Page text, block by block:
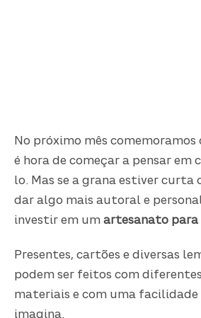
No próximo mês comemoramos
é hora de começar a pensar em
lo. Mas se a grana estiver curta
dar algo mais autoral e
investir em umartesanato para
Presentes, cartões e diversas
podem ser feitos com diferentes
materiais e com uma facilidade
imagina.